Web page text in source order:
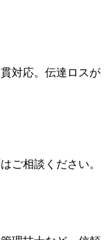
対応。伝達ロスが
ご相談ください。